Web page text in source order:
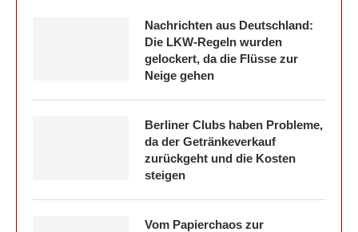
Nachrichten aus Deutschland:
Die LKW-Regeln wurden
gelockert, da die Flüsse zur
Neige gehen
Berliner Clubs haben Probleme,
da der Getränkeverkauf
zurückgeht und die Kosten
steigen
Vom Papierchaos zur